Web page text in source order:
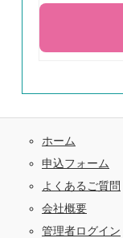
ホーム
申込フォーム
よくあるご質問
会社概要
管理者ログイン